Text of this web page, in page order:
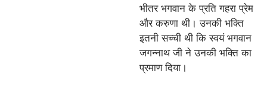
भीतर भगवान के प्रति गहरा प्रेम
और करुणा थी। उनकी भक्ति
इतनी सच्ची थी कि स्वयं भगवान
जगन्नाथ जी ने उनकी भक्ति का
प्रमाण दिया।